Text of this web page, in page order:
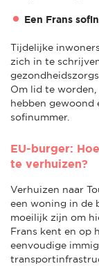
Een Frans
Tijdelijke
zich in te
Om lid te
hebben gewoond
sofinummer.
EU-burger:
te verhuizen?
Verhuizen naar
een woning in de
moeilijk zijn om
Frans kent en op
eenvoudige